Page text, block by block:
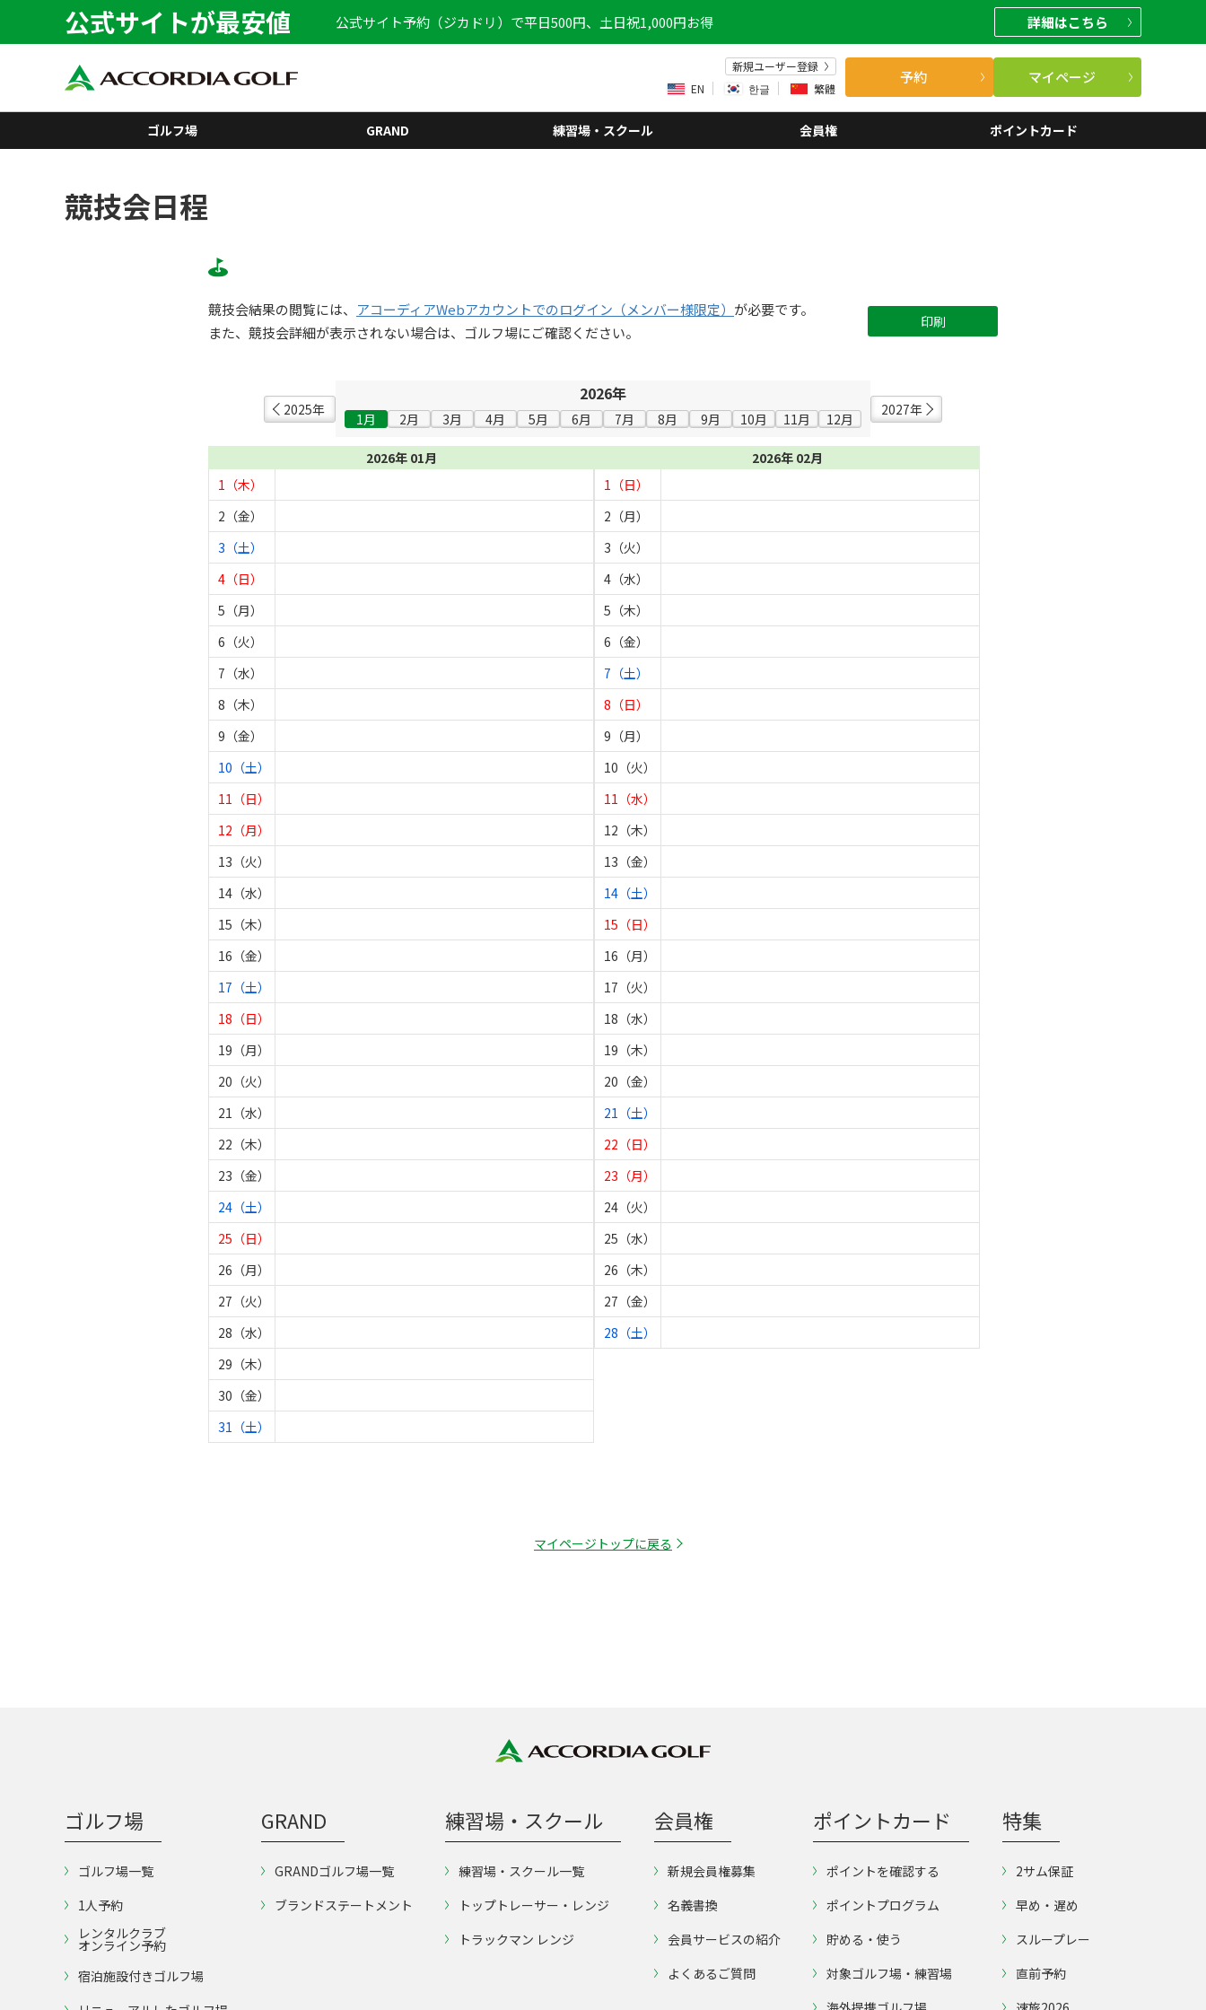
公式サイトが最安値 公式サイト予約（ジカドリ）で平日500円、土日祝1,000円お得 詳細はこちら
新規ユーザー登録
EN
한글 繁體
予約 マイページ
ゴルフ場 GRAND 練習場・スクール 会員権 ポイントカード
競技会日程
競技会結果の閲覧には、 アコーディアWebアカウントでのログイン（メンバー様限定） が必要です。
また、競技会詳細が表示されない場合は、ゴルフ場にご確認ください。
印刷
2025年
2026年
1月 2月 3月 4月 5月 6月 7月 8月 9月 10月 11月 12月
2027年
2026年 01月
1（木）
2（金）
3（土）
4（日）
5（月）
6（火）
7（水）
8（木）
9（金）
10（土）
11（日）
12（月）
13（火）
14（水）
15（木）
16（金）
17（土）
18（日）
19（月）
20（火）
21（水）
22（木）
23（金）
24（土）
25（日）
26（月）
27（火）
28（水）
29（木）
30（金）
31（土）
2026年 02月
1（日）
2（月）
3（火）
4（水）
5（木）
6（金）
7（土）
8（日）
9（月）
10（火）
11（水）
12（木）
13（金）
14（土）
15（日）
16（月）
17（火）
18（水）
19（木）
20（金）
21（土）
22（日）
23（月）
24（火）
25（水）
26（木）
27（金）
28（土）
マイページトップに戻る
ゴルフ場
ゴルフ場一覧
1人予約
レンタルクラブ
オンライン予約
宿泊施設付きゴルフ場
GRAND
GRANDゴルフ場一覧
ブランドステートメント
練習場・スクール
練習場・スクール一覧
トップトレーサー・レンジ
トラックマン レンジ
会員権
新規会員権募集
名義書換
会員サービスの紹介
よくあるご質問
ポイントカード
ポイントを確認する
ポイントプログラム
貯める・使う
対象ゴルフ場・練習場
特集
2サム保証
早め・遅め
スループレー
直前予約